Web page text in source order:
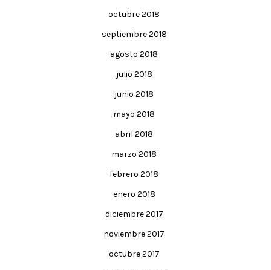
octubre 2018
septiembre 2018
agosto 2018
julio 2018
junio 2018
mayo 2018
abril 2018
marzo 2018
febrero 2018
enero 2018
diciembre 2017
noviembre 2017
octubre 2017